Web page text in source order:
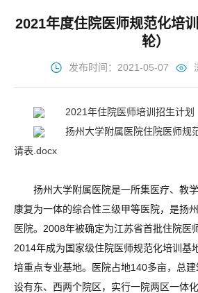
2021年度住院医师规范化培
轮）
发布时间：2021-05-07
2021年住院医师培训招生计
扬州大学附属医院住院医师规
请表.docx
扬州大学附属医院是一所集医疗、教
康复为一体的综合性三级甲等医院，是扬
医院。2008年被确定为江苏省首批住院医
2014年成为国家级住院医师规范化培训基
培重点专业基地。医院占地140多亩，总建
设有东、西两个院区，实行一院两区一体化